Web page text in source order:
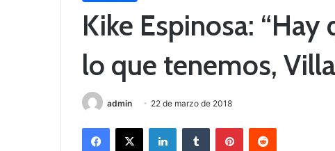
Kike Espinosa: “Hay
lo que tenemos,
admin 22 de marzo de 2018